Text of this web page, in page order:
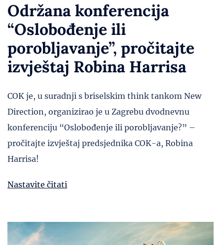
Održana konferencija
“Oslobođenje ili
porobljavanje”, pročitajte
izvještaj Robina Harrisa
COK je, u suradnji s briselskim think tankom New
Direction, organizirao je u Zagrebu dvodnevnu
konferenciju “Oslobođenje ili porobljavanje?” –
pročitajte izvještaj predsjednika COK-a, Robina
Harrisa!
Nastavite čitati